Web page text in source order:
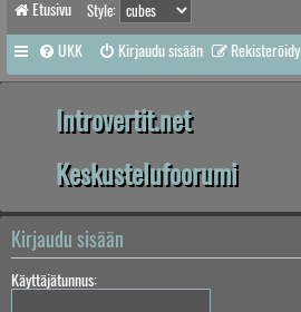
Etusivu Style:
UKK Kirjaudu sisään Rekisteröidy
Introvertit.net
Keskustelufoorumi
Kirjaudu sisään
Käyttäjätunnus: